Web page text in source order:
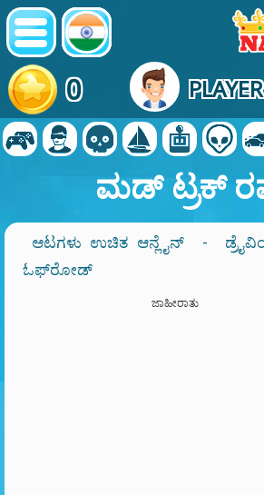
0
ಮಡ್ ಟ್ರಕ್
ಆಟಗಳು ಉಚಿತ ಆನ್ಲೈನ್ -
ಓಫ್‌ರೋಡ್
ಜಾಹೀರಾತು